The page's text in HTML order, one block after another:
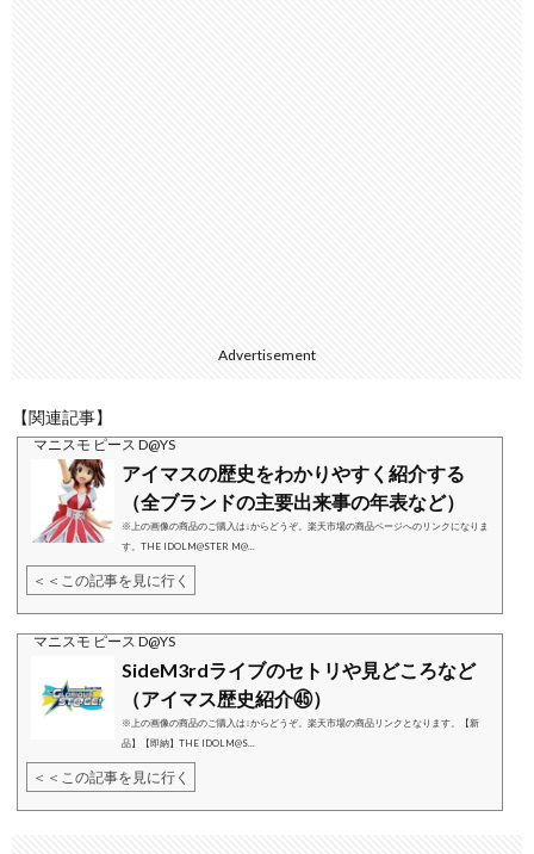
Advertisement
【関連記事】
マニスモ ピース D@YS
アイマスの歴史をわかりやすく紹介する
（全ブランドの主要出来事の年表など）
※上の画像の商品のご購入は↓からどうぞ。楽天市場の商品ページへのリンクになりま
す。THE IDOLM@STER M@...
＜＜この記事を見に行く
マニスモ ピース D@YS
SideM3rdライブのセトリや見どころなど
（アイマス歴史紹介㊺）
※上の画像の商品のご購入は↓からどうぞ。楽天市場の商品リンクとなります。【新
品】【即納】THE IDOLM@S...
＜＜この記事を見に行く